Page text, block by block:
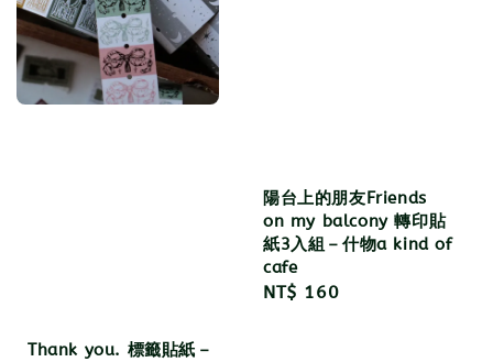
Thank you. 標籤貼紙－
陽台上的朋友Friends
on my balcony 轉印貼
紙3入組－什物a kind of
cafe
Regular
NT$ 160